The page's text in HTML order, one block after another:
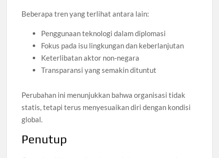
Beberapa tren yang terlihat antara lain:
Penggunaan teknologi dalam diplomasi
Fokus pada isu lingkungan dan keberlanjutan
Keterlibatan aktor non-negara
Transparansi yang semakin dituntut
Perubahan ini menunjukkan bahwa organisasi tidak
statis, tetapi terus menyesuaikan diri dengan kondisi
global.
Penutup